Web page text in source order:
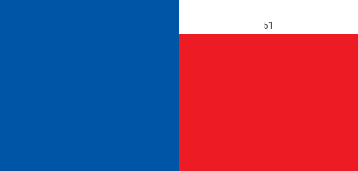
51